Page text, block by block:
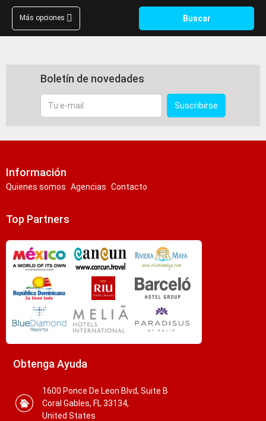
Más opciones Buscar
Boletín de novedades
Tu
Suscribirse
Información
Quienes somos Agencias Contacto
Top Partners
Obtenga Ayuda
1600 Ponce De Leon Blvd, Suite B
Coral Gables, FL 33134,
United States